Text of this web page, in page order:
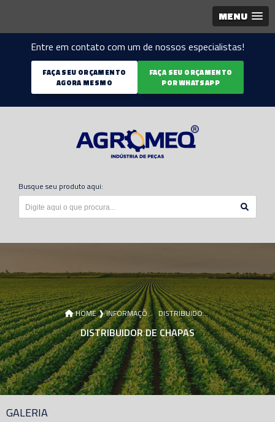
MENU
Entre em contato com um de nossos especialistas!
FAÇA SEU ORÇAMENTO
AGORA MESMO
FAÇA SEU ORÇAMENTO
POR WHATSAPP
Busque seu produto aqui:
HOME ❱ INFORMAÇÕES ❱ DISTRIBUIDOR DE CHAPAS
DISTRIBUIDOR DE CHAPAS
GALERIA